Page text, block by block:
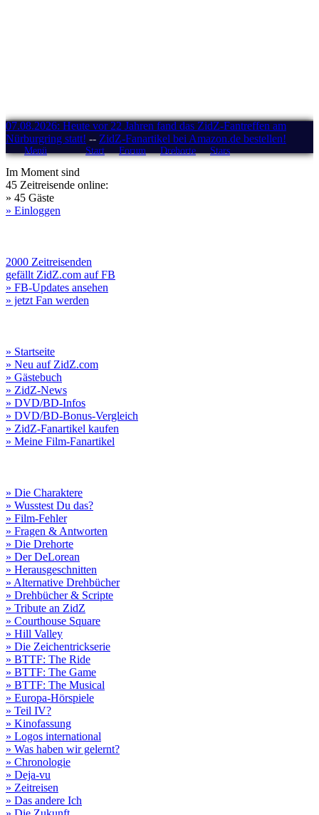
07.08.2026: Heute vor 22 Jahren fand das ZidZ-Fantreffen am
Nürburgring statt! -- ZidZ-Fanartikel bei Amazon.de bestellen!
Menü Start Forum Drehorte Stars
Im Moment sind
45 Zeitreisende online:
» 45 Gäste
» Einloggen
2000 Zeitreisenden
gefällt ZidZ.com auf FB
» FB-Updates ansehen
» jetzt Fan werden
» Startseite
» Neu auf ZidZ.com
» Gästebuch
» ZidZ-News
» DVD/BD-Infos
» DVD/BD-Bonus-Vergleich
» ZidZ-Fanartikel kaufen
» Meine Film-Fanartikel
» Die Charaktere
» Wusstest Du das?
» Film-Fehler
» Fragen & Antworten
» Die Drehorte
» Der DeLorean
» Herausgeschnitten
» Alternative Drehbücher
» Drehbücher & Scripte
» Tribute an ZidZ
» Courthouse Square
» Hill Valley
» Die Zeichentrickserie
» BTTF: The Ride
» BTTF: The Game
» BTTF: The Musical
» Europa-Hörspiele
» Teil IV?
» Kinofassung
» Logos international
» Was haben wir gelernt?
» Chronologie
» Deja-vu
» Zeitreisen
» Das andere Ich